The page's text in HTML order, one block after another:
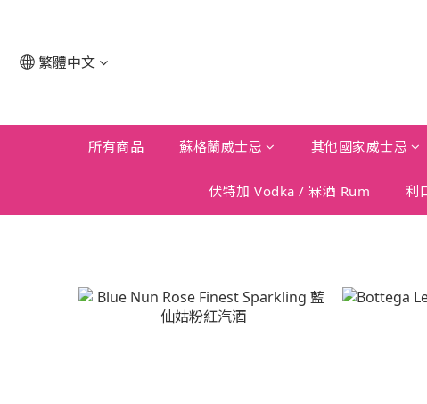
繁體中文
所有商品 蘇格蘭威士忌 其他國家威士忌
伏特加 Vodka / 冧酒 Rum 利